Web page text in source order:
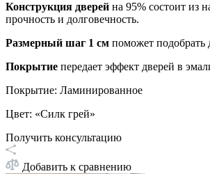
Конструкция дверей на 95% состоит из
прочность и долговечность.
Размерный шаг 1 см поможет подобрать
Покрытие передает эффект дверей в
Покрытие: Ламинированное
Цвет: «Силк грей»
Получить консультацию
Добавить к сравнению